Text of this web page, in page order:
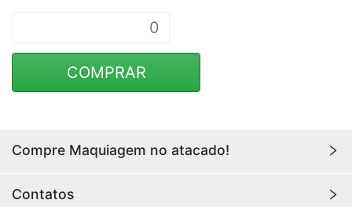
COMPRAR
Compre Maquiagem no atacado!
com os melhores preços. Acesse a loja da
Contatos